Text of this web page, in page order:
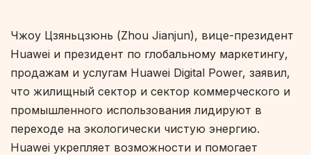
Чжоу Цзяньцзюнь (Zhou Jianjun), вице-президент
Huawei и президент по глобальному маркетингу,
продажам и услугам Huawei Digital Power, заявил,
что жилищный сектор и сектор коммерческого и
промышленного использования лидируют в
переходе на экологически чистую энергию.
Huawei укрепляет возможности и помогает